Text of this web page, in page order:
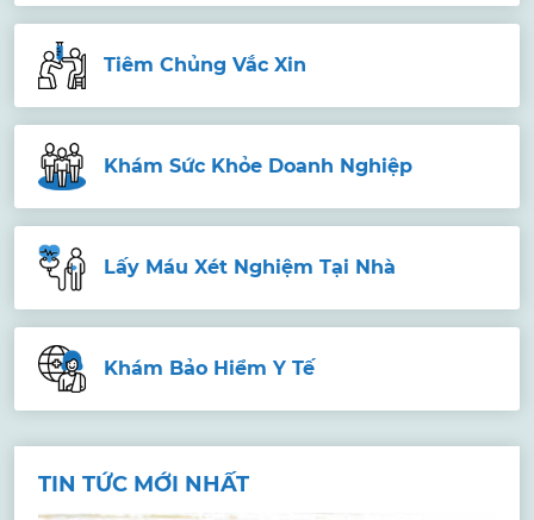
Tiêm Chủng Vắc Xin
Khám Sức Khỏe Doanh Nghiệp
Lấy Máu Xét Nghiệm Tại Nhà
Khám Bảo Hiểm Y Tế
TIN TỨC MỚI NHẤT